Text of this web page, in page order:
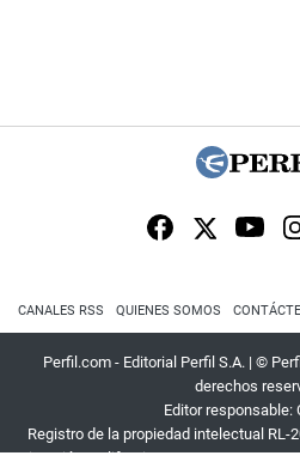
CANALES RSS QUIENES SOMOS
Perfil.com - Editorial Perfil S.A. | ©
derechos
Editor responsable:
Registro de la propiedad intelectual RL-
Dirección:California 2715,C1289ABI,